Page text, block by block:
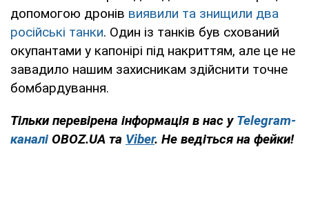
допомогою дронів виявили та знищили два
російські танки. Один із танків був схований
окупантами у капонірі під накриттям, але це не
завадило нашим захисникам здійснити точне
бомбардування.
Тільки перевірена інформація в нас у Telegram-
каналі OBOZ.UA та Viber. Не ведіться на фейки!